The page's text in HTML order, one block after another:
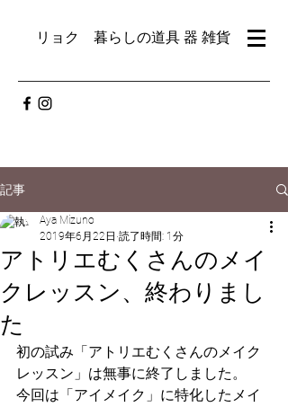
リョク 暮らしの道具 器 雑貨
記事
アトリエむくさんのメイ
クレッスン、終わりまし
た
Aya Mizuno
2019年6月22日 読了時間: 1分
初の試み「アトリエむくさんのメイク
レッスン」は無事に終了しました。
今回は「アイメイク」に特化したメイ